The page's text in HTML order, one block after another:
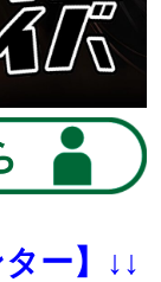
ー】↓↓